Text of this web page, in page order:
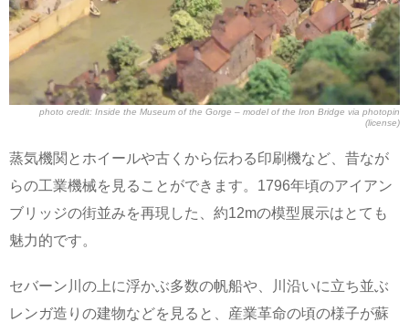
photo credit: Inside the Museum of the Gorge – model of the Iron Bridge via photopin
(license)
蒸気機関とホイールや古くから伝わる印刷機など、昔なが
らの工業機械を見ることができます。1796年頃のアイアン
ブリッジの街並みを再現した、約12mの模型展示はとても
魅力的です。
セバーン川の上に浮かぶ多数の帆船や、川沿いに立ち並ぶ
レンガ造りの建物などを見ると、産業革命の頃の様子が蘇